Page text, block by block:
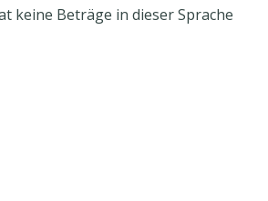
keine Beträge in dieser Sprache